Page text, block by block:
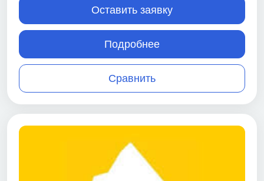
Сравнить
Оставить заявку
Подробнее